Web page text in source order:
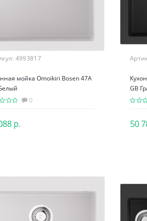
4993817
мойка Omoikiri Bosen 47A
0
р.
GB
50